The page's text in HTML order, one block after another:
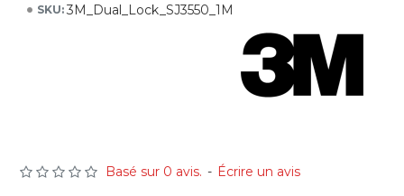
SKU: 3M_Dual_Lock_SJ3550_1M
Basé sur 0 avis. - Écrire un avis